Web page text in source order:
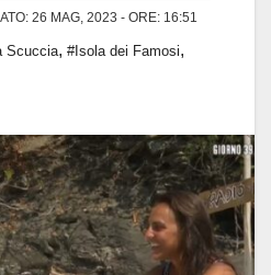
26 MAG, 2023 - ORE: 16:51
Scuccia, #Isola dei Famosi,